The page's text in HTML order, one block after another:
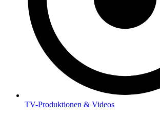
TV-Produktionen & Videos